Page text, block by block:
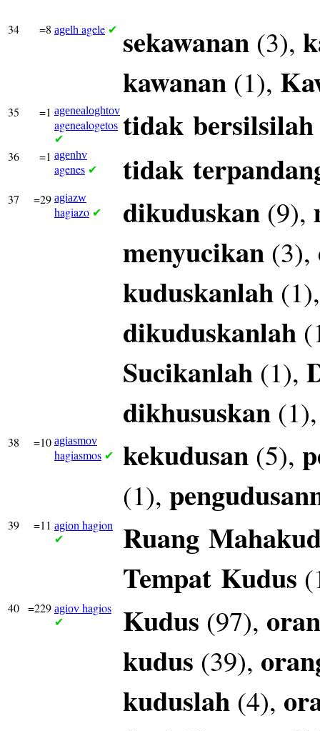
34 =8 agelh agele ✔ sekawanan (3),
kawanan (1),
35 =1 agenealoghtov
agenealogetos
✔ tidak bersilsilah
36 =1 agenhv
agenes ✔ tidak
37 =29 agiazw
hagiazo ✔ dikuduskan (9),
menyucikan (3),
kuduskanlah
dikuduskanlah
Sucikanlah (1),
dikhususkan
38 =10 agiasmov
hagiasmos ✔ kekudusan (5),
(1),
39 =11 agion hagion
✔ Ruang
Tempat Kudus
40 =229 agiov hagios
✔ Kudus (97),
kudus (39),
kuduslah (4),